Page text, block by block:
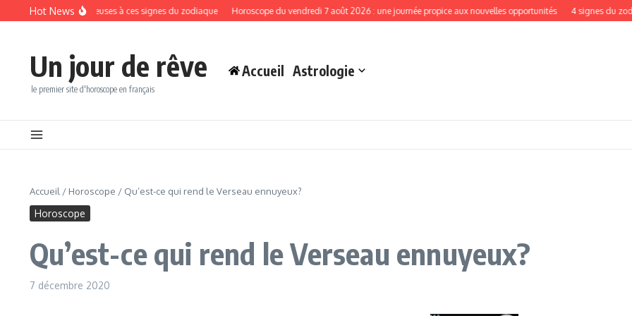
Aller au contenu
Hot News
surprises amoureuses à ces signes du zodiaque Horoscope du vendredi 7 août 2026 : une journée propice aux nouvelles opportunités 4 signes du zodiaque
Un jour de rêve
le premier site d'horoscope en français
Accueil Astrologie
Accueil / Horoscope / Qu’est-ce qui rend le Verseau ennuyeux?
Horoscope
Qu’est-ce qui rend le Verseau ennuyeux?
7 décembre 2020